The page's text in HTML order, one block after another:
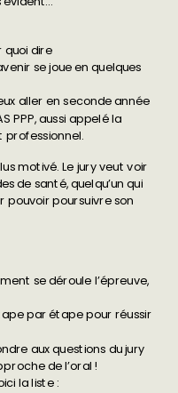
quoi dire
se joue en quelques
aller en seconde année
PPP, aussi appelé la
motivé. Le jury veut voir
de santé, quelqu’un qui
poursuivre son
se déroule l’épreuve,
par étape pour réussir
aux questions du jury
de l’oral !
la liste :